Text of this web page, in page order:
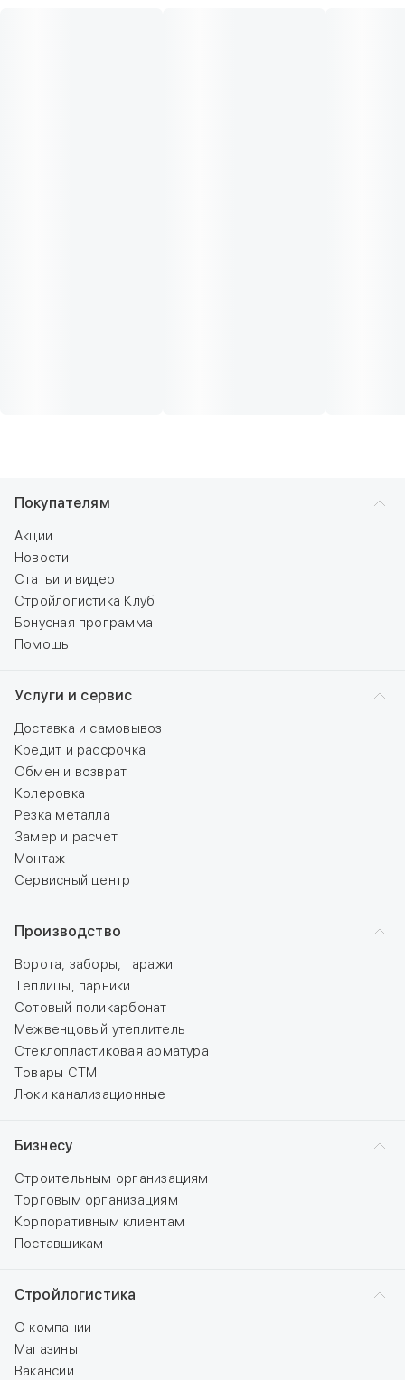
Покупателям
Акции
Новости
Статьи и видео
Стройлогистика Клуб
Бонусная программа
Помощь
Услуги и сервис
Доставка и самовывоз
Кредит и рассрочка
Обмен и возврат
Колеровка
Резка металла
Замер и расчет
Монтаж
Сервисный центр
Производство
Ворота, заборы, гаражи
Теплицы, парники
Сотовый поликарбонат
Межвенцовый утеплитель
Стеклопластиковая арматура
Товары СТМ
Люки канализационные
Бизнесу
Строительным организациям
Торговым организациям
Корпоративным клиентам
Поставщикам
Стройлогистика
О компании
Магазины
Вакансии